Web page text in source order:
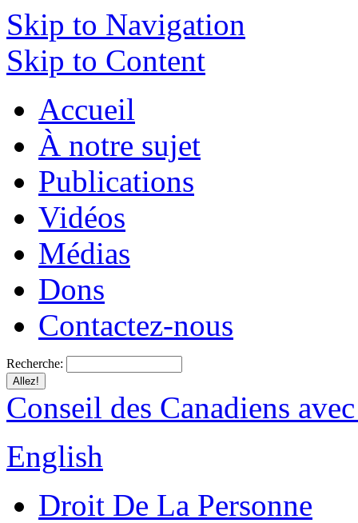
Skip to Navigation
Skip to Content
Accueil
À notre sujet
Publications
Vidéos
Médias
Dons
Contactez-nous
Recherche:
Conseil des Canadiens
English
Droit De La Personne